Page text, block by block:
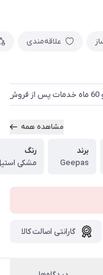
علاقه‌مندی
مشاهده همه
برند
Geepas
رنگ
مشکی
گارانتی اصالت کالا